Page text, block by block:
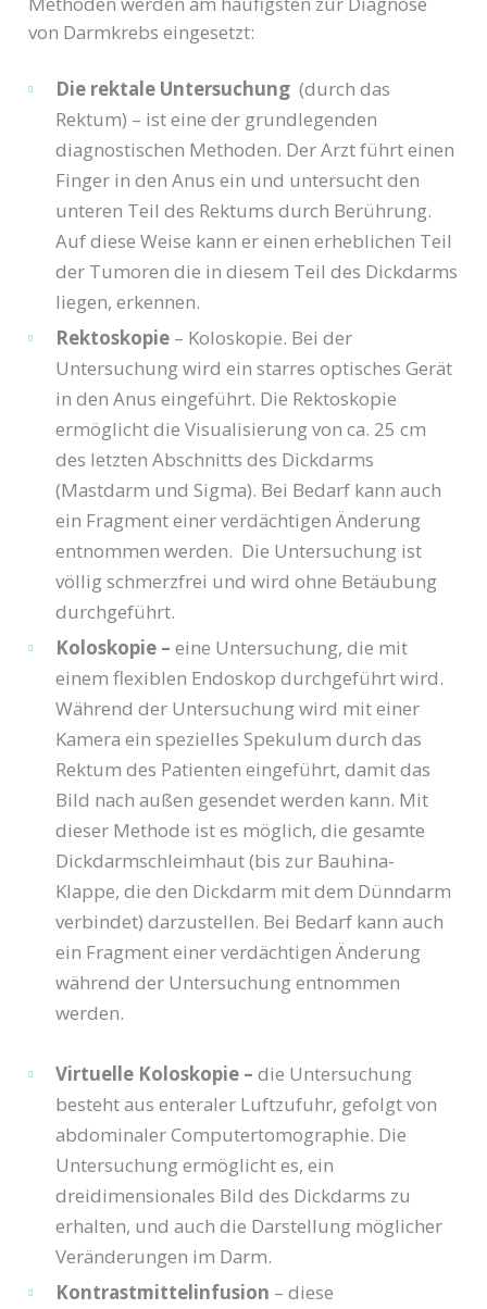
von Darmkrebs eingesetzt:
Die rektale Untersuchung (durch das
Rektum) – ist eine der grundlegenden
diagnostischen Methoden. Der Arzt führt einen
Finger in den Anus ein und untersucht den
unteren Teil des Rektums durch Berührung.
Auf diese Weise kann er einen erheblichen Teil
der Tumoren die in diesem Teil des Dickdarms
liegen, erkennen.
Rektoskopie – Koloskopie. Bei der
Untersuchung wird ein starres optisches Gerät
in den Anus eingeführt. Die Rektoskopie
ermöglicht die Visualisierung von ca. 25 cm
des letzten Abschnitts des Dickdarms
(Mastdarm und Sigma). Bei Bedarf kann auch
ein Fragment einer verdächtigen Änderung
entnommen werden. Die Untersuchung ist
völlig schmerzfrei und wird ohne Betäubung
durchgeführt.
Koloskopie – eine Untersuchung, die mit
einem flexiblen Endoskop durchgeführt wird.
Während der Untersuchung wird mit einer
Kamera ein spezielles Spekulum durch das
Rektum des Patienten eingeführt, damit das
Bild nach außen gesendet werden kann. Mit
dieser Methode ist es möglich, die gesamte
Dickdarmschleimhaut (bis zur Bauhina-
Klappe, die den Dickdarm mit dem Dünndarm
verbindet) darzustellen. Bei Bedarf kann auch
ein Fragment einer verdächtigen Änderung
während der Untersuchung entnommen
werden.
Virtuelle Koloskopie – die Untersuchung
besteht aus enteraler Luftzufuhr, gefolgt von
abdominaler Computertomographie. Die
Untersuchung ermöglicht es, ein
dreidimensionales Bild des Dickdarms zu
erhalten, und auch die Darstellung möglicher
Veränderungen im Darm.
Kontrastmittelinfusion – diese